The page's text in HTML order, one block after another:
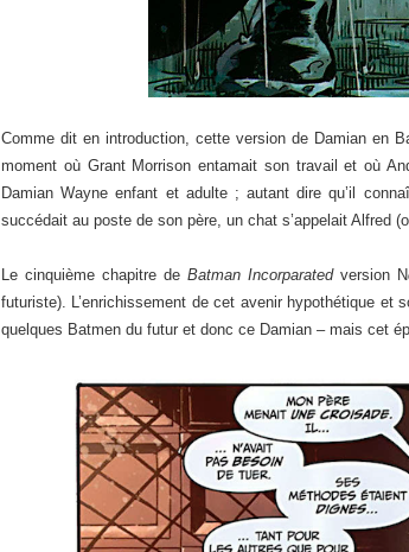
Comme dit en introduction, cette version de Damian en
moment où Grant Morrison entamait son travail et où
Damian Wayne enfant et adulte ; autant dire qu’il
succédait au poste de son père, un chat s’appelait Alfred
Le cinquième chapitre de Batman Incorparatedversion N
futuriste). L’enrichissement de cet avenir hypothétique et
quelques Batmen du futur et donc ce Damian – mais cet